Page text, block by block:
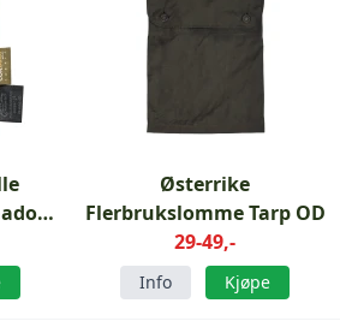
Østerrike
Flerbrukslomme Tarp OD
29-49,-
Info Kjøpe